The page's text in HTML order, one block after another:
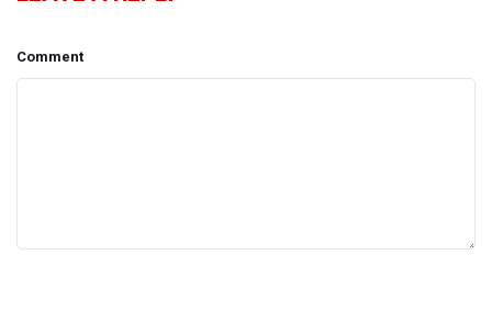
Comment